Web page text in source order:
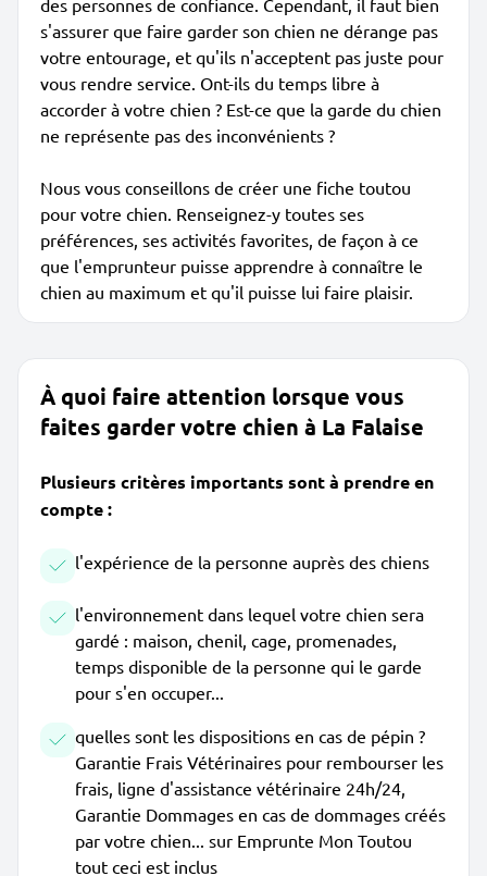
des personnes de confiance. Cependant, il faut bien
s'assurer que faire garder son chien ne dérange pas
votre entourage, et qu'ils n'acceptent pas juste pour
vous rendre service. Ont-ils du temps libre à
accorder à votre chien ? Est-ce que la garde du chien
ne représente pas des inconvénients ?
Nous vous conseillons de créer une fiche toutou
pour votre chien. Renseignez-y toutes ses
préférences, ses activités favorites, de façon à ce
que l'emprunteur puisse apprendre à connaître le
chien au maximum et qu'il puisse lui faire plaisir.
À quoi faire attention lorsque vous
faites garder votre chien à La Falaise
Plusieurs critères importants sont à prendre en
compte :
l'expérience de la personne auprès des chiens
l'environnement dans lequel votre chien sera
gardé : maison, chenil, cage, promenades,
temps disponible de la personne qui le garde
pour s'en occuper...
quelles sont les dispositions en cas de pépin ?
Garantie Frais Vétérinaires pour rembourser les
frais, ligne d'assistance vétérinaire 24h/24,
Garantie Dommages en cas de dommages créés
par votre chien... sur Emprunte Mon Toutou
tout ceci est inclus